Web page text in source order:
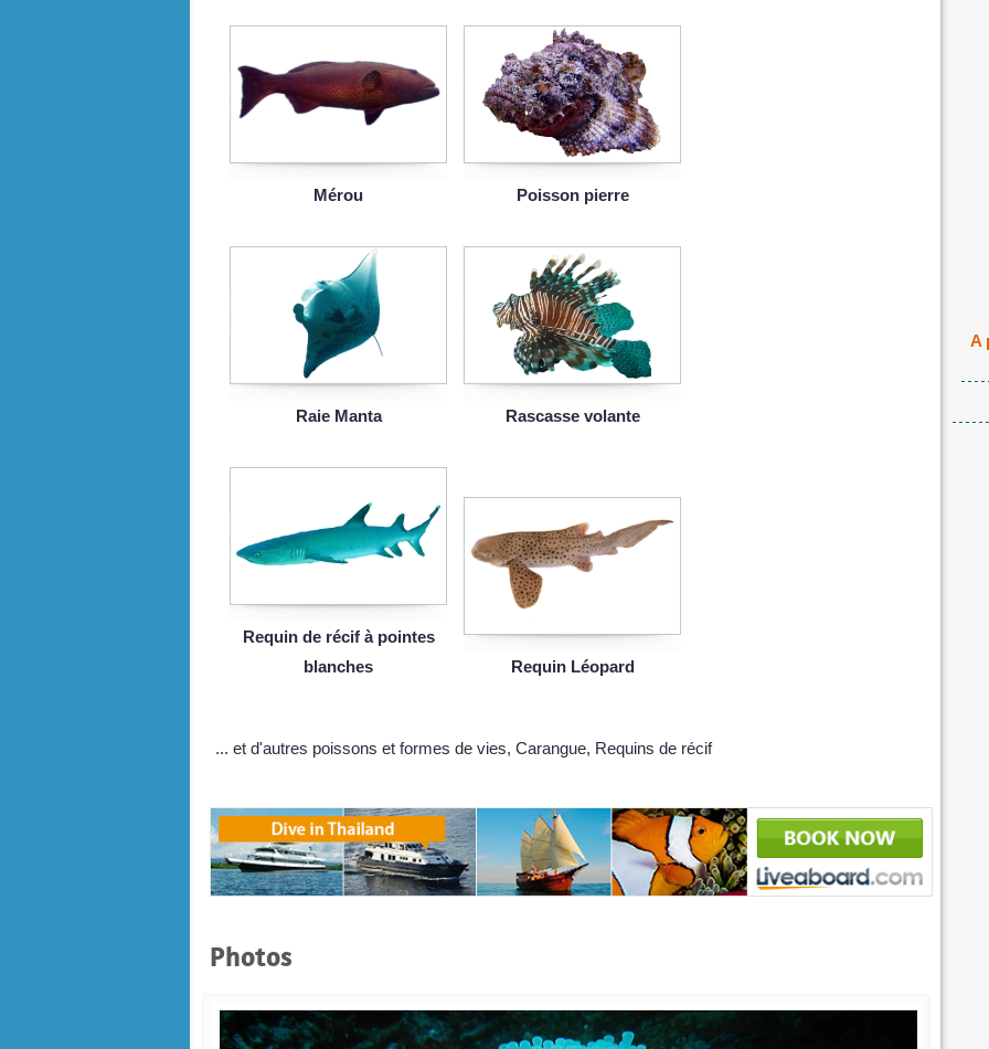
Mérou Poisson pierre
Raie Manta Rascasse volante
Requin de récif à pointes
blanches
Requin Léopard
... et d'autres poissons et formes de vies, Carangue, Requins de récif
Photos
A